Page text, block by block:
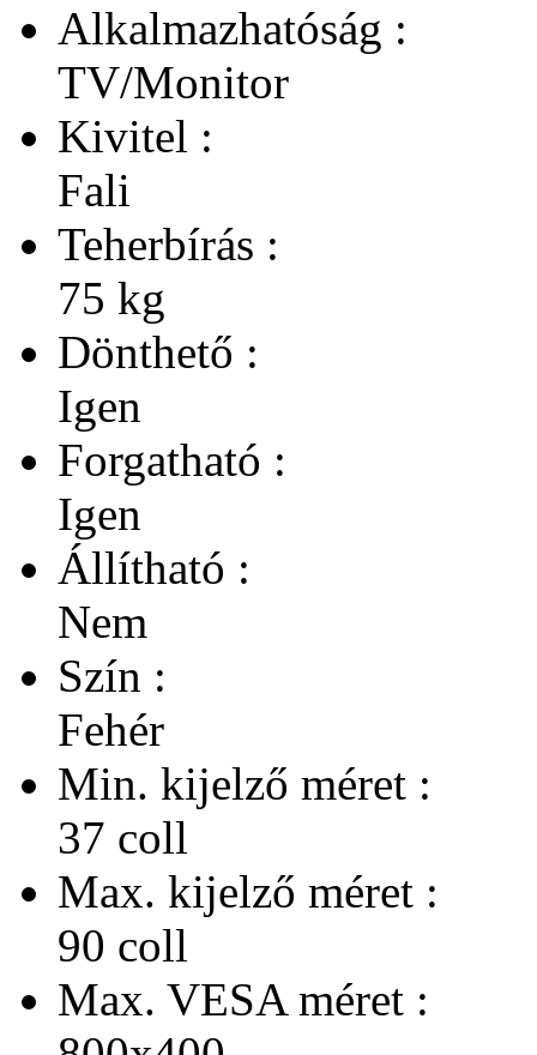
Alkalmazhatóság :
TV/Monitor
Kivitel :
Fali
Teherbírás :
75 kg
Dönthető :
Igen
Forgatható :
Igen
Állítható :
Nem
Szín :
Fehér
Min. kijelző méret :
37 coll
Max. kijelző méret :
90 coll
Max. VESA méret :